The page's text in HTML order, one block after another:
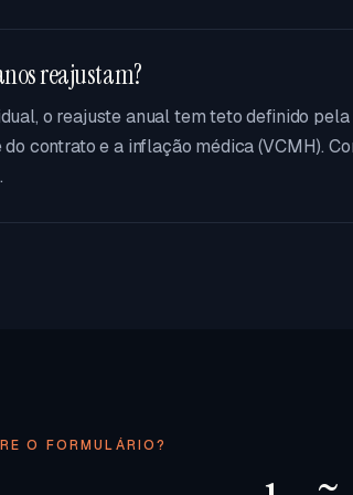
reajustam?
o reajuste anual tem teto definido
contrato e a inflação médica (VCMH).
O FORMULÁRIO?